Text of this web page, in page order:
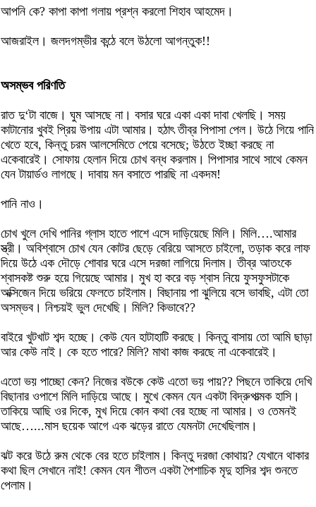
আপনি কে? কাপা কাপা গলায় প্রশ্ন করলো শিহাব আহমেদ।
আজরাইল। জলদগম্ভীর কন্ঠে বলে উঠলো আগন্তুক!!
অসম্ভব পরিণতি
রাত দু‘টা বাজে। ঘুম আসছে না। বসার ঘরে একা একা দাবা খেলছি। সময়
কাটানোর খুবই প্রিয় উপায় এটা আমার। হঠাৎ তীব্র পিপাসা পেল। উঠে গিয়ে পানি
খেতে হবে, কিন্তু চরম আলসেমিতে পেয়ে বসেছে; উঠতে ইচ্ছা করছে না
একেবারেই। সোফায় হেলান দিয়ে চোখ বন্ধ করলাম। পিপাসার সাথে সাথে কেমন
যেন টায়ার্ডও লাগছে। দাবায় মন বসাতে পারছি না একদম!
পানি নাও।
চোখ খুলে দেখি পানির গ্লাস হাতে পাশে এসে দাড়িয়েছে মিলি। মিলি….আমার
স্ত্রী। অবিশ্বাসে চোখ যেন কোটর ছেড়ে বেরিয়ে আসতে চাইলো, তড়াক করে লাফ
দিয়ে উঠে এক দৌড়ে শোবার ঘরে এসে দরজা লাগিয়ে দিলাম। তীব্র আতংকে
শ্বাসকষ্ট শুরু হয়ে গিয়েছে আমার। মুখ হা করে বড় শ্বাস নিয়ে ফুসফুসটাকে
অক্সিজেন দিয়ে ভরিয়ে ফেলতে চাইলাম। বিছানায় পা ঝুলিয়ে বসে ভাবছি, এটা তো
অসম্ভব। নিশ্চয়ই ভুল দেখেছি। মিলি? কিভাবে??
বাইরে খুটখাট শব্দ হচ্ছে। কেউ যেন হাটাহাটি করছে। কিন্তু বাসায় তো আমি ছাড়া
আর কেউ নাই। কে হতে পারে? মিলি? মাথা কাজ করছে না একেবারেই।
এতো ভয় পাচ্ছো কেন? নিজের বউকে কেউ এতো ভয় পায়?? পিছনে তাকিয়ে দেখি
বিছানার ওপাশে মিলি দাড়িয়ে আছে। মুখে কেমন যেন একটা বিদ্রুপাত্মক হাসি।
তাকিয়ে আছি ওর দিকে, মুখ দিয়ে কোন কথা বের হচ্ছে না আমার। ও তেমনই
আছে…...মাস ছয়েক আগে এক ঝড়ের রাতে যেমনটা দেখেছিলাম।
ঝট করে উঠে রুম থেকে বের হতে চাইলাম। কিন্তু দরজা কোথায়? যেখানে থাকার
কথা ছিল সেখানে নাই! কেমন যেন শীতল একটা পৈশাচিক মৃদু হাসির শব্দ শুনতে
পেলাম।